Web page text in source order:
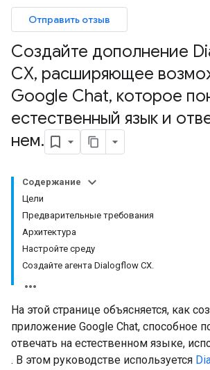
Отправить отзыв
Создайте дополнение
CX, расширяющее
Google Chat, которое
естественный язык и
нем.
Содержание
Цели
Предварительные требования
Архитектура
Настройте среду
Создайте агента Dialogflow CX.
На этой странице объясняется, как
приложение Google Chat, способное
отвечать на естественном языке,
. В этом руководстве используется